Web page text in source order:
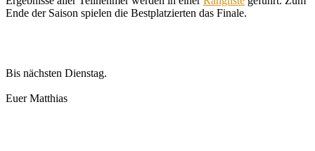
Ende der Saison spielen die Bestplatzierten das Finale.
Bis nächsten Dienstag.
Euer Matthias